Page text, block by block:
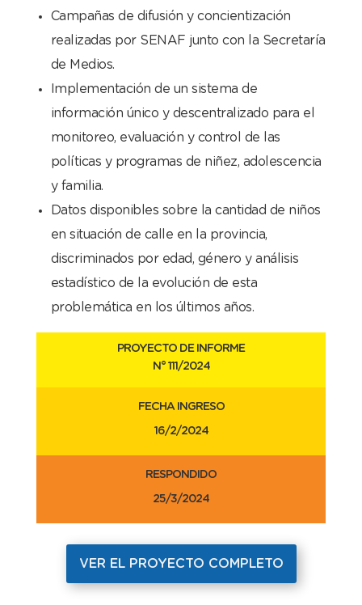
Campañas de difusión y concientización
realizadas por SENAF junto con la Secretaría
de Medios.
Implementación de un sistema de
información único y descentralizado para el
monitoreo, evaluación y control de las
políticas y programas de niñez, adolescencia
y familia.
Datos disponibles sobre la cantidad de niños
en situación de calle en la provincia,
discriminados por edad, género y análisis
estadístico de la evolución de esta
problemática en los últimos años.
PROYECTO DE INFORME
N° 111/2024
FECHA INGRESO
16/2/2024
RESPONDIDO
25/3/2024
VER EL PROYECTO COMPLETO